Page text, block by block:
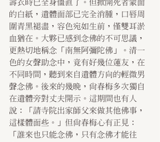
壽衣時已全身僵直了。但掀開死者蒙面
的白紙，遺體面部已完全消腫，口唇周
圍青黑褪盡，容色宛如生前，僅雙耳淤
血猶在。大夥已感到念佛的不可思議，
更熱切地稱念「南無阿彌陀佛」。清一
色的女聲助念中，竟有好幾位蓮友，在
不同時間，聽到來自遺體方向的輕微男
聲念佛。後來的幾晚，尚春梅多次獨自
在遺體旁對丈夫開示。這期間也有人
說：「請寺院出家師父來做其他佛事，
這樣體面些。」但尚春梅心有正見：
「誰來也只能念佛，只有念佛才能往